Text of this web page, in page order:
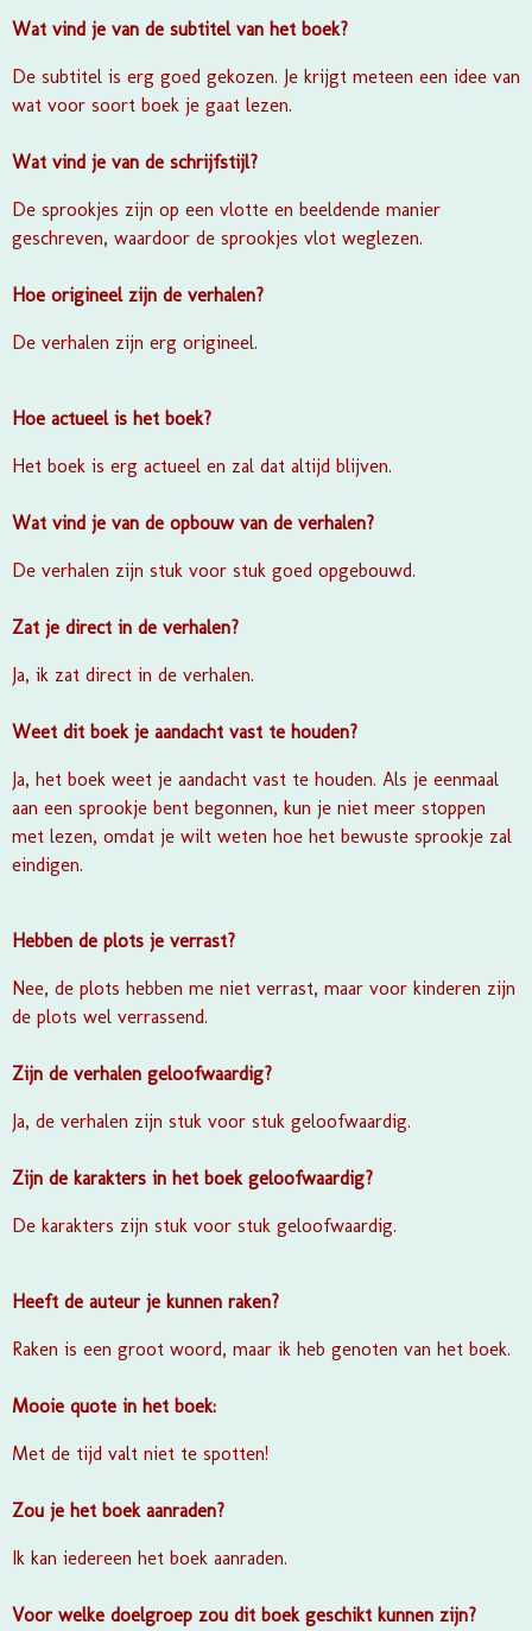
Wat vind je van de subtitel van het boek?
De subtitel is erg goed gekozen. Je krijgt meteen een idee van
wat voor soort boek je gaat lezen.
Wat vind je van de schrijfstijl?
De sprookjes zijn op een vlotte en beeldende manier
geschreven, waardoor de sprookjes vlot weglezen.
Hoe origineel zijn de verhalen?
De verhalen zijn erg origineel.
Hoe actueel is het boek?
Het boek is erg actueel en zal dat altijd blijven.
Wat vind je van de opbouw van de verhalen?
De verhalen zijn stuk voor stuk goed opgebouwd.
Zat je direct in de verhalen?
Ja, ik zat direct in de verhalen.
Weet dit boek je aandacht vast te houden?
Ja, het boek weet je aandacht vast te houden. Als je eenmaal
aan een sprookje bent begonnen, kun je niet meer stoppen
met lezen, omdat je wilt weten hoe het bewuste sprookje zal
eindigen.
Hebben de plots je verrast?
Nee, de plots hebben me niet verrast, maar voor kinderen zijn
de plots wel verrassend.
Zijn de verhalen geloofwaardig?
Ja, de verhalen zijn stuk voor stuk geloofwaardig.
Zijn de karakters in het boek geloofwaardig?
De karakters zijn stuk voor stuk geloofwaardig.
Heeft de auteur je kunnen raken?
Raken is een groot woord, maar ik heb genoten van het boek.
Mooie quote in het boek:
Met de tijd valt niet te spotten!
Zou je het boek aanraden?
Ik kan iedereen het boek aanraden.
Voor welke doelgroep zou dit boek geschikt kunnen zijn?